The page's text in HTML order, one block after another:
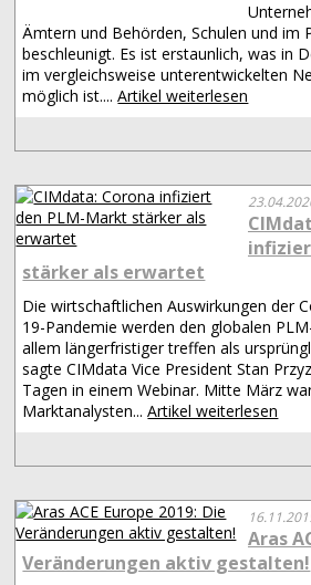
Ämtern und Behörden, Schulen und im
beschleunigt. Es ist erstaunlich, was in
im vergleichsweise unterentwickelten
möglich ist....Artikel weiterlesen
stärker als erwartet
Die wirtschaftlichen Auswirkungen der
19-Pandemie werden den globalen
allem längerfristiger treffen als
sagte CIMdata Vice President Stan
Tagen in einem Webinar. Mitte März
Marktanalysten...Artikel weiterlesen
Aras
Veränderungen aktiv gestalten!